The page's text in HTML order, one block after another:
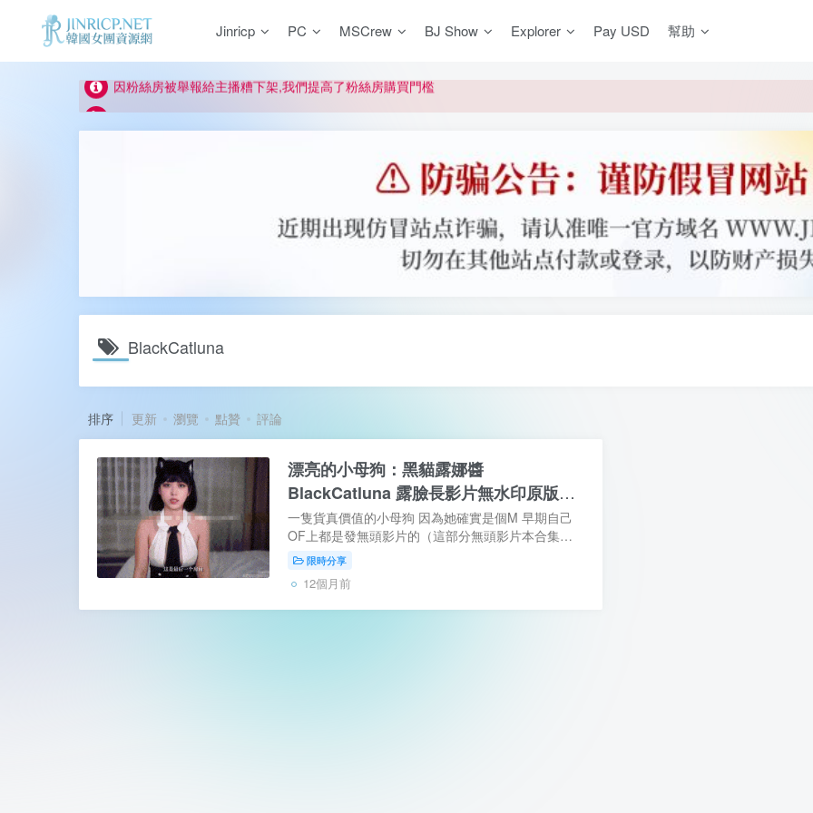
Jinricp PC MSCrew BJ Show Explorer Pay USD 幫助
正版宣告: 警惕盜版網站冒充 Jinricp.net [20260605更新]
因粉絲房被舉報給主播糟下架,我們提高了粉絲房購買門檻
所有ED2K連結僅支援115網盤/PikPak網盤，其它網盤均不支援
關於 PikPak 下播放影片呈現 “一條線” 的問題報告
正版宣告: 警惕盜版網站冒充 Jinricp.net [20260605更新]
BlackCatluna
排序 更新 瀏覽 點贊 評論
漂亮的小母狗：黑貓露娜醬
BlackCatluna 露臉長影片無水印原版合
集
一隻貨真價值的小母狗 因為她確實是個M 早期自己
OF上都是發無頭影片的（這部分無頭影片本合集未
收錄） 後來也不知道啥時候突然就開始露臉了 顏值
算是長在審美上 小水水的閨蜜 倆人還有不少合拍...
限時分享
12個月前